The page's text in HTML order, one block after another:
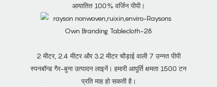
आयातित 100% वर्जिन पीपी।
2 मीटर, 2.4 मीटर और 3.2 मीटर चौड़ाई वाली 7 उन्नत पीपी
स्पनबॉन्ड गैर-बुना उत्पादन लाइनें। हमारी आपूर्ति क्षमता 1500 टन
प्रति माह हो सकती है।